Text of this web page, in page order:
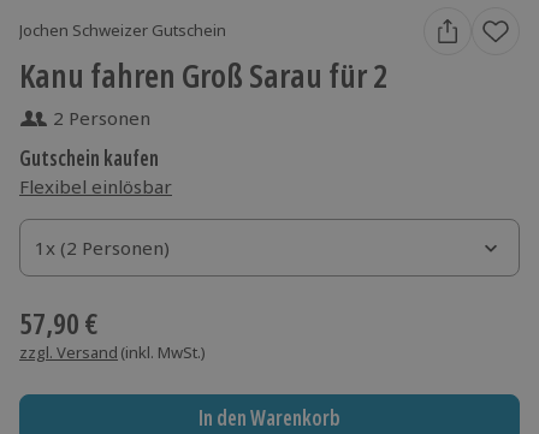
Jochen Schweizer Gutschein
Kanu fahren Groß Sarau für 2
2 Personen
Gutschein kaufen
Flexibel einlösbar
1x (2 Personen)
1x (2 Personen)
1x (2 Personen)
57,90 €
zzgl. Versand (inkl. MwSt.)
In den Warenkorb